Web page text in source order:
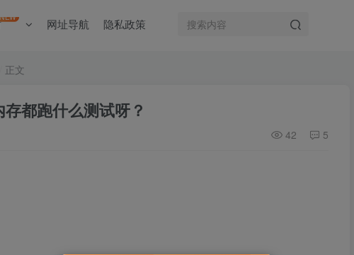
NEW 网址导航 隐私政策
正文
都跑什么测试呀？
42 5